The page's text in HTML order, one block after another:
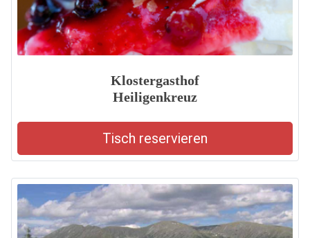
Klostergasthof
Heiligenkreuz
Tisch reservieren